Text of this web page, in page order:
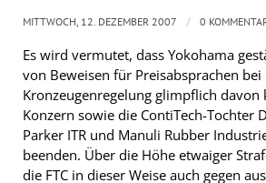
Es wird vermutet, dass Yokohama
von Beweisen für Preisabsprachen
Kronzeugenregelung glimpflich
Konzern sowie die ContiTech-
Parker ITR und Manuli Rubber
beenden. Über die Höhe etwaiger
die FTC in dieser Weise auch gegen
MITTWOCH, 12. DEZEMBER 2007 / 0